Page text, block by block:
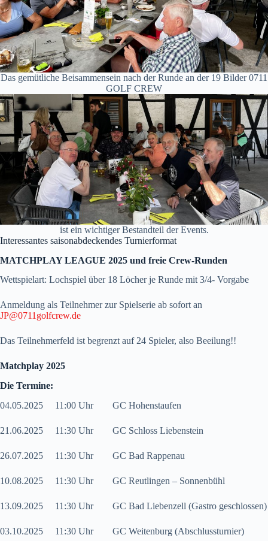
Das gemütliche Beisammensein nach der Runde an der 19 Bilder 0711
GOLF CREW
ist ein wichtiger Bestandteil der Events.
Interessantes saisonabdeckendes Turnierformat
MATCHPLAY LEAGUE 2025 und freie Crew-Runden
Wettspielart: Lochspiel über 18 Löcher je Runde mit 3/4- Vorgabe
Anmeldung als Teilnehmer zur Spielserie ab sofort an
JP@0711golfcrew.de
Das Teilnehmerfeld ist begrenzt auf 24 Spieler, also Beeilung!!
Matchplay 2025
Die Termine:
04.05.2025 11:00 Uhr GC Hohenstaufen
21.06.2025 11:30 Uhr GC Schloss Liebenstein
26.07.2025 11:30 Uhr GC Bad Rappenau
10.08.2025 11:30 Uhr GC Reutlingen – Sonnenbühl
13.09.2025 11:30 Uhr GC Bad Liebenzell (Gastro geschlossen)
03.10.2025 11:30 Uhr GC Weitenburg (Abschlussturnier)